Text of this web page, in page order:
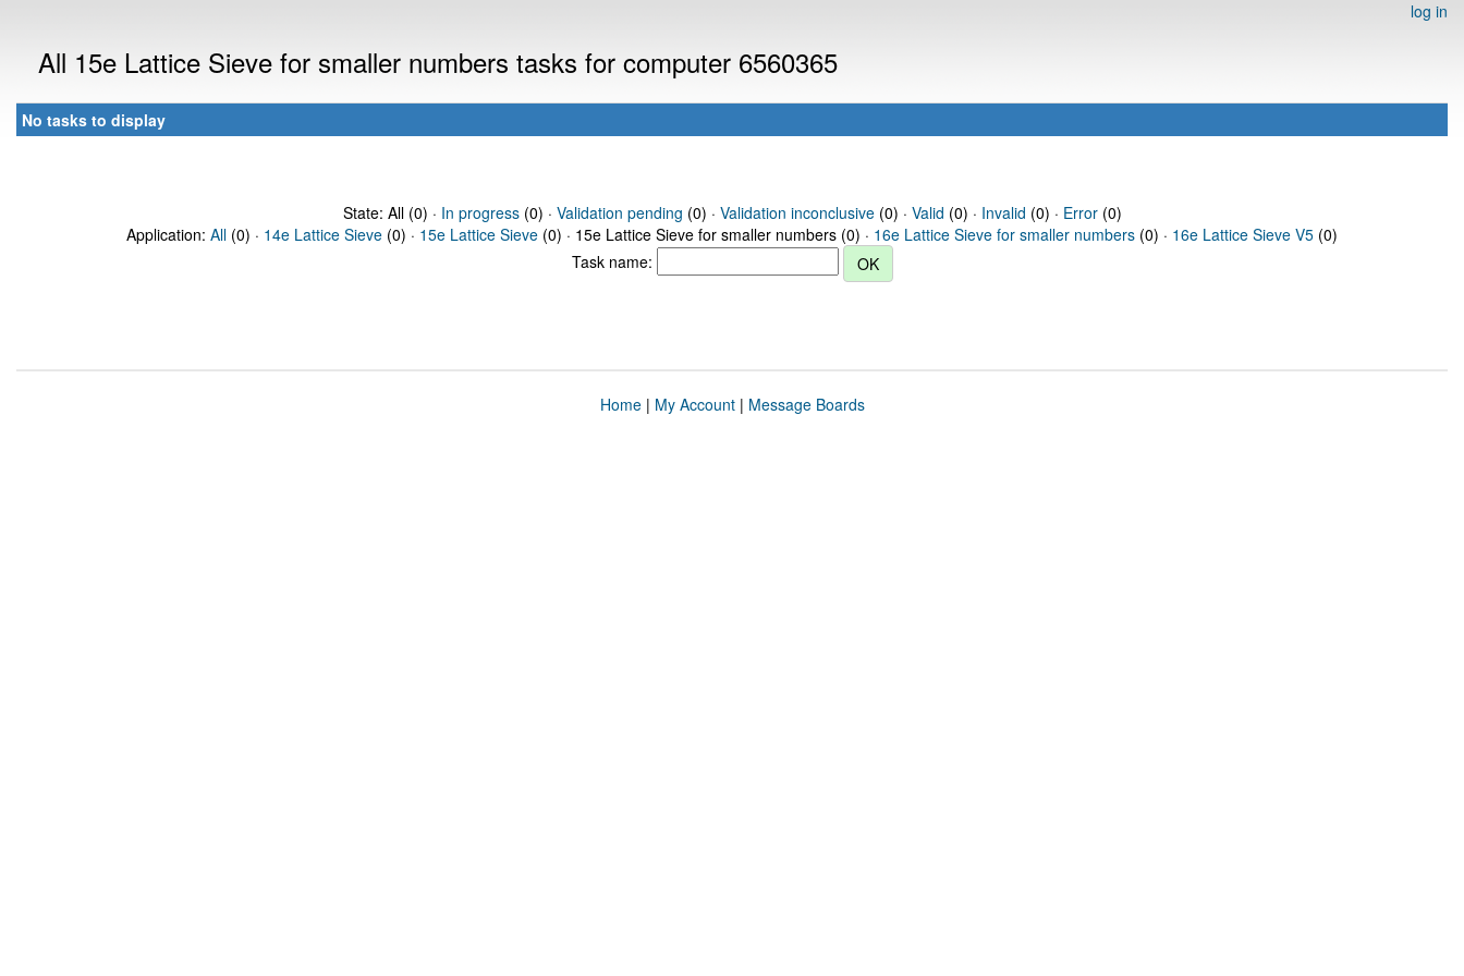
log in
All 15e Lattice Sieve for smaller numbers tasks for computer 6560365
No tasks to display
State: All (0) · In progress(0) · Validation pending (0) · Validation inconclusive(0) · Valid (0) · Invalid (0) · Error(0)
Application: All (0) · 14e Lattice Sieve (0) · 15e Lattice Sieve (0) · 15e Lattice Sieve for smaller numbers (0) · 16e Lattice Sieve for smaller numbers (0) · 16e Lattice Sieve V5 (0)
Task name:
Home| My Account| Message Boards